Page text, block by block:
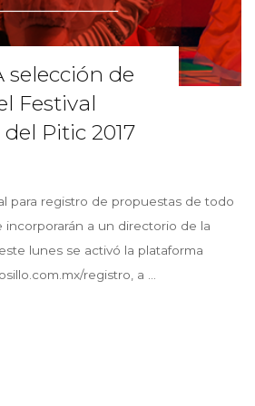
selección de
Festival
Pitic 2017
para registro de propuestas de todo
incorporarán a un directorio de la
lunes se activó la plataforma
registro, a …